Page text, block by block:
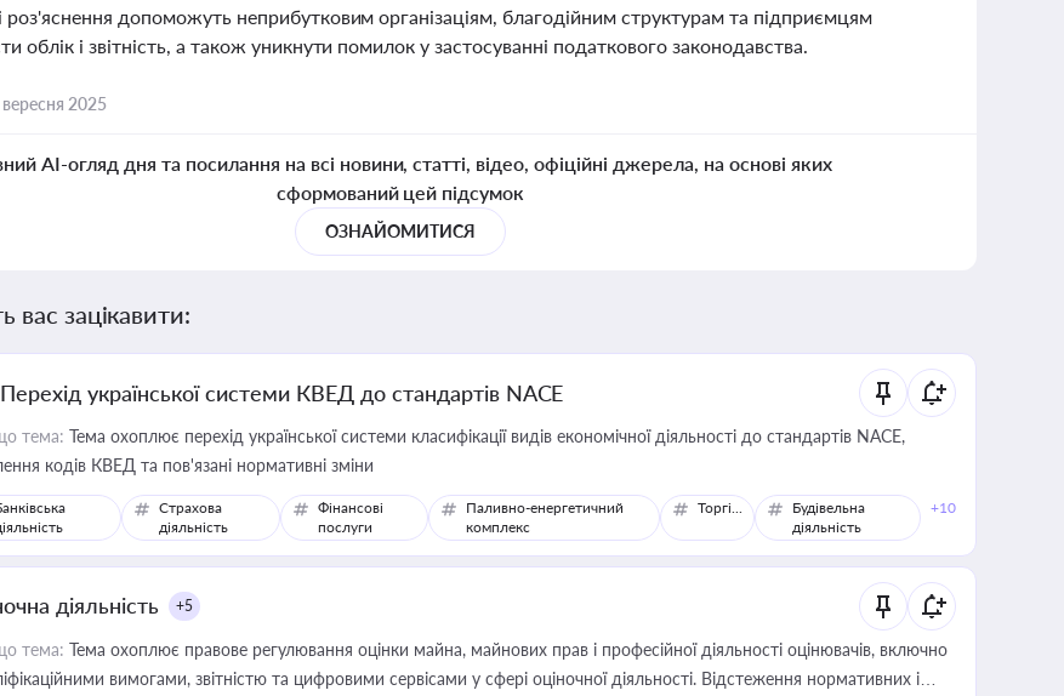
роз'яснення допоможуть неприбутковим організаціям, благодійним структурам та підприємцям
облік і звітність, а також уникнути помилок у застосуванні податкового законодавства.
2025
AI-огляд дня та посилання на всі новини, статті, відео, офіційні джерела, на основі яких
сформований цей підсумок
ОЗНАЙОМИТИСЯ
вас зацікавити:
Перехід української системи КВЕД до стандартів NACE
тема: Тема охоплює перехід української системи класифікації видів економічної діяльності до стандартів NACE,
кодів КВЕД та пов'язані нормативні зміни
Страхова
діяльність
Фінансові
послуги
Паливно-енергетичний
комплекс
Торгівля
Будівельна
діяльність
+10
діяльність +5
тема: Тема охоплює правове регулювання оцінки майна, майнових прав і професійної діяльності оцінювачів, включно
вимогами, звітністю та цифровими сервісами у сфері оціночної діяльності. Відстеження нормативних і